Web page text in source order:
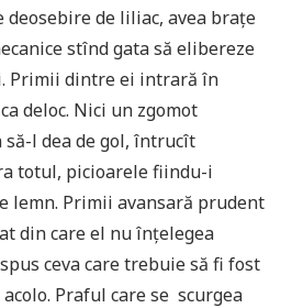
deosebire de liliac, avea brațe
stînd gata să elibereze
Primii dintre ei intrară în
deloc. Nici un zgomot
l dea de gol, întrucît
totul, picioarele fiindu-i
lemn. Primii avansară prudent
din care el nu înțelegea
ceva care trebuie să fi fost
Praful care se scurgea